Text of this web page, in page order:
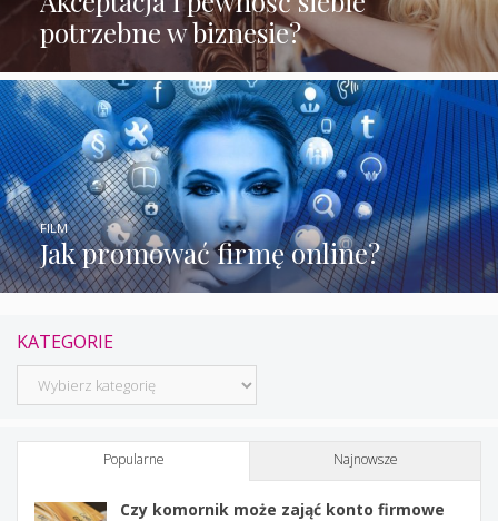
potrzebne w biznesie?
Jak promować firmę online?
FILM
KATEGORIE
Kategorie
Popularne Najnowsze
Czy komornik może zająć konto firmowe